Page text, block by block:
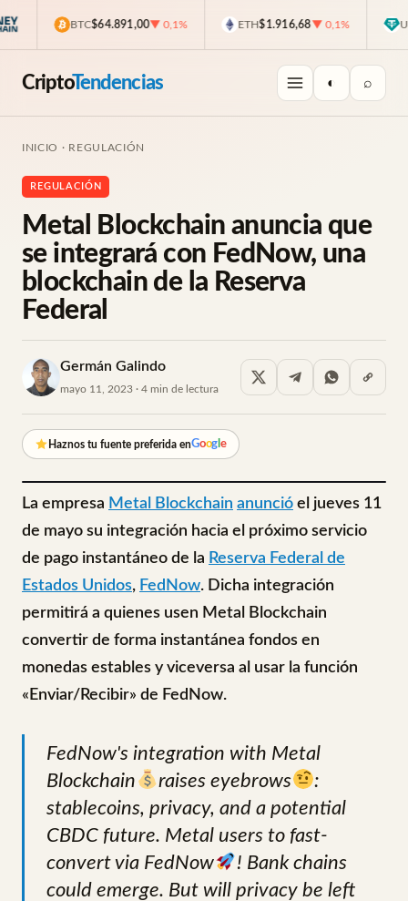
BTC$64.891,00 ▼ 0,1% ETH$1.916,68▼ 0,1%
CriptoTendencias ◐ ⌕
INICIO · REGULACIÓN
REGULACIÓN
Metal Blockchain anuncia que
se integrará con FedNow, una
blockchain de la Reserva
Federal
Germán Galindo
mayo 11, 2023 · 4 min de lectura
Haznos tu fuente preferida enGoog e
La empresa Metal Blockchain anunció el jueves 11
de mayo su integración hacia el próximo servicio
de pago instantáneo de la Reserva Federal de
Estados Unidos, FedNow. Dicha integración
permitirá a quienes usen Metal Blockchain
convertir de forma instantánea fondos en
monedas estables y viceversa al usar la función
«Enviar/Recibir» de FedNow.
FedNow's integration with Metal
Blockchain
raises eyebrows
:
stablecoins, privacy, and a potential
CBDC future. Metal users to fast-
convert via FedNow
! Bank chains
could emerge. But will privacy be left